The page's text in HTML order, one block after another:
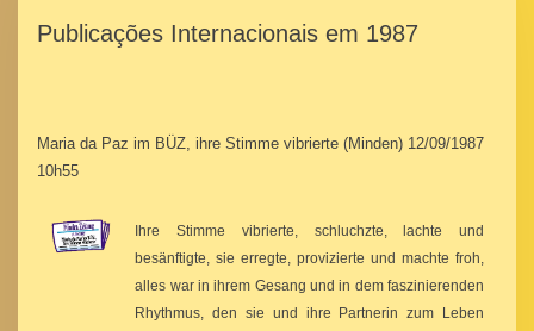
Publicações Internacionais em 1987
Maria da Paz im BÜZ, ihre Stimme vibrierte (Minden) 12/09/1987
10h55
Ihre Stimme vibrierte, schluchzte, lachte und
besänftigte, sie erregte, provizierte und machte froh,
alles war in ihrem Gesang und in dem faszinierenden
Rhythmus, den sie und ihre Partnerin zum Leben